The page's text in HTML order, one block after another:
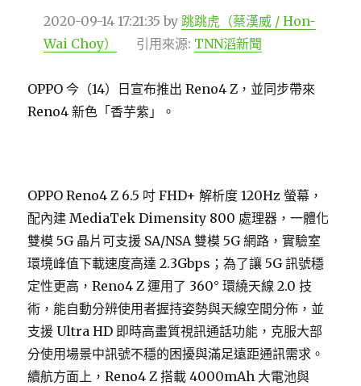
2020-09-14 17:21:35 by跳跳虎（蔡漢威 / Hon-
Wai Choy）
引用來源: TNN滔新聞
OPPO 今（14）日宣布推出 Reno4 Z，並同步帶來
Reno4 新色「香芋紫」。
OPPO Reno4 Z 6.5 吋 FHD+ 解析度 120Hz 螢幕，
配內建 MediaTek Dimensity 800 處理器，一體化
雙模 5G 晶片可支援 SA/NSA 雙模 5G 網路，實驗室
環境峰值下載速度高達 2.3Gbps；為了讓 5G 訊號穩
定性更高，Reno4 Z 運用了 360° 環繞天線 2.0 技
術，能自動分辨使用者握持姿勢與天線空間分佈，並
支援 Ultra HD 即時高畫質視訊通話功能，克服大部
分使用場景中訊號不穩的困擾與滿足遠距通訊需求。
續航方面上，Reno4 Z 搭載 4000mAh 大電池與